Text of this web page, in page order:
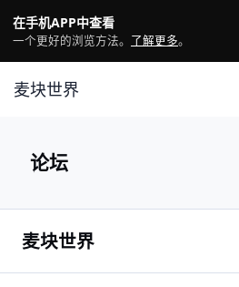
在手机APP中查看
一个更好的浏览方法。 了解更多。
麦块世界
论坛
麦块世界